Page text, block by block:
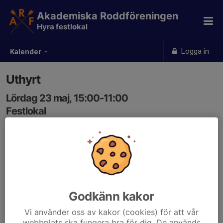
Kalender Logga in
Akademiska Roddföreningen
Hyra festlokal
Uthyrt
Lördag 23 maj, 15:00-11:00
Festlokal
Samling: 15:00, Festlokal
Godkänn kakor
Vi använder oss av kakor (cookies) för att vår